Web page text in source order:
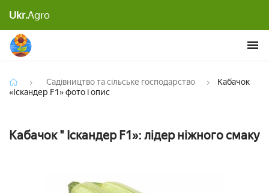
Ukr.Agro
Садівництво та сільське господарство
Кабачок
«Іскандер F1» фото і опис
Кабачок " Іскандер F1»: лідер ніжного смаку